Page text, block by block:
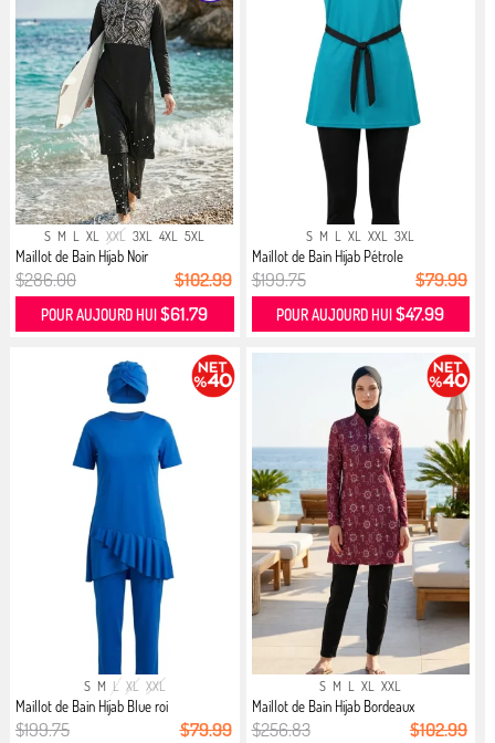
S M L XL XXL 3XL 4XL 5XL
Maillot de Bain Hijab Noir
$286.00 $102.99
POUR AUJOURD HUI$61.79
S M L XL XXL 3XL
Maillot de Bain Hijab Pétrole
$199.75 $79.99
POUR AUJOURD HUI$47.99
S M L XL XXL
Maillot de Bain Hijab Blue roi
$199.75 $79.99
S M L XL XXL
Maillot de Bain Hijab Bordeaux
$256.83 $102.99